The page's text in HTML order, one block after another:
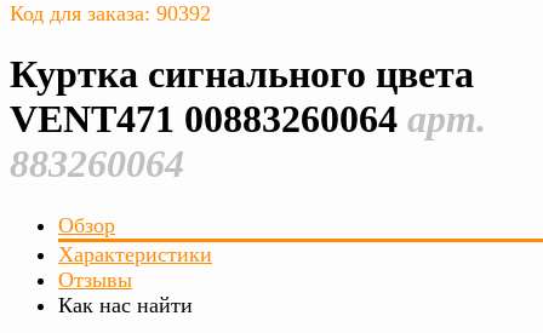
Код для заказа: 90392
Куртка сигнального цвета
VENT471 00883260064 арт.
883260064
Обзор
Характеристики
Отзывы
Как нас найти